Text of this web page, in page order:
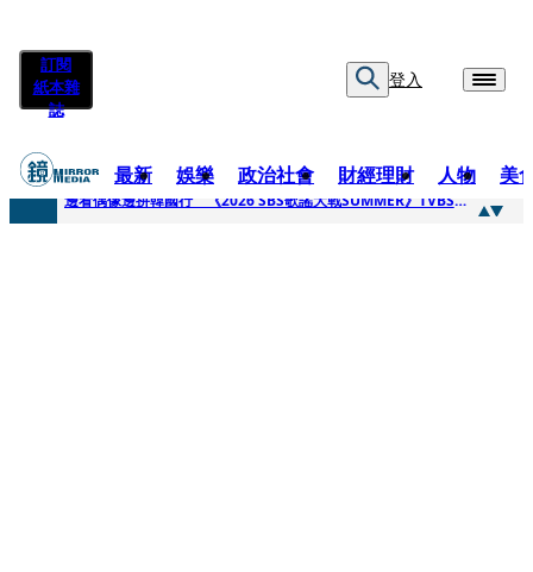
訂閱
紙本雜
誌
登入
最新 娛樂 政治社會 財經理財 人物 美
快訊
邊看偶像邊拚韓國行 《2026 SBS歌謠大戰SUMMER》TVBS直播祭追星福利